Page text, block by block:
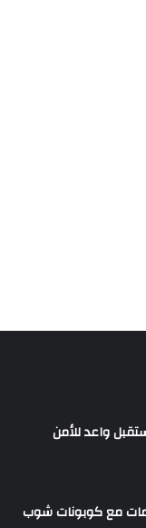
واعد للأمن
مع كوبونات شوب